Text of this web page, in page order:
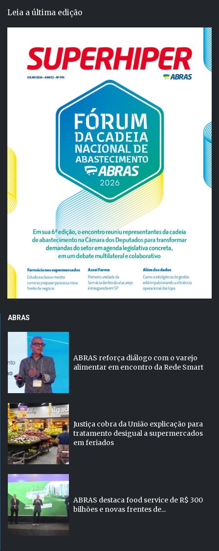
Leia a última edição
ABRAS
ABRAS reforça diálogo com o varejo
alimentar em encontro da Rede Smart
Justiça cobra da União explicação para
tratamento desigual a supermercados
em feriados
ABRAS destaca food service de R$ 300
bilhões e novas frentes de...